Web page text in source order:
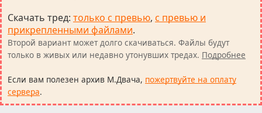
Скачать тред: только с превью, с превью и
прикрепленными файлами.
Второй вариант может долго скачиваться. Файлы будут
только в живых или недавно утонувших тредах. Подробнее
Если вам полезен архив М.Двача, пожертвуйте на оплату
сервера.